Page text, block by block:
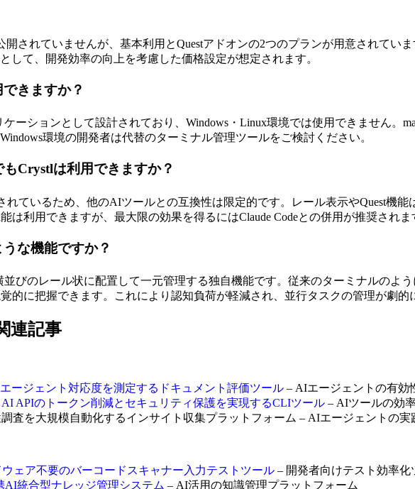
開されていませんが、基本利用とQuestアドオンの2つのプランが用意されてい
して、開発効率の向上を考慮した価格設定が想定されます。
きますか？
ケーションとして設計されており、Windows・Linux環境では使用できません。
環境の開発者は代替のターミナル管理ツールをご検討ください。
もCrystlは利用できますか？
れているため、他のAIツールとの互換性は限定的です。レール表示やQuest機
は利用できますが、最大限の効果を得るにはClaude Codeとの併用が推奨されま
な機能ですか？
びのレール状に配置して一元管理する独自機能です。従来のターミナルのよ
的に把握できます。これにより認知負荷が軽減され、並行タスクの管理が劇的
連記事
エージェント対応度を測定するドキュメント評価ツール – AIエージェントの有効
AI APIのトークン削減とセキュリティ保護を実現するCLIツール – AIツールの効
調査を大規模自動化するインサイト収集プラットフォーム – AIエージェントの実
ウェア不要のバーコードスキャナー入力テストツール – 開発者向けテスト効率化
AI統合型ナレッジ管理システム – AI活用の知識管理プラットフォーム